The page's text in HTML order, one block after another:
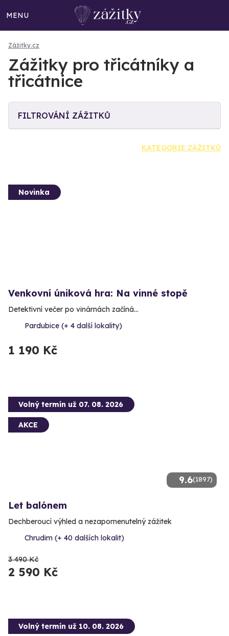
MENU
Zážitky.cz
Zážitky pro třicátníky a
třicátnice
FILTROVÁNÍ ZÁŽITKŮ
KATEGORIE ZÁŽITKŮ
Novinka
Venkovní úniková hra: Na vinné stopě
Detektivní večer po vinárnách začíná…
Pardubice (+ 4 další lokality)
1 190 Kč
9.6(1897)
Volný termín už 07. 08. 2026
AKCE
Let balónem
Dechberoucí výhled a nezapomenutelný zážitek
Chrudim (+ 40 dalších lokalit)
3 490 Kč
2 590 Kč
Volný termín už 10. 08. 2026